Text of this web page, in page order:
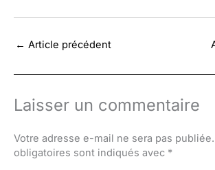
← Article précédent
Laisser un commentaire
Votre adresse e-mail ne sera pas publiée.
obligatoires sont indiqués avec *